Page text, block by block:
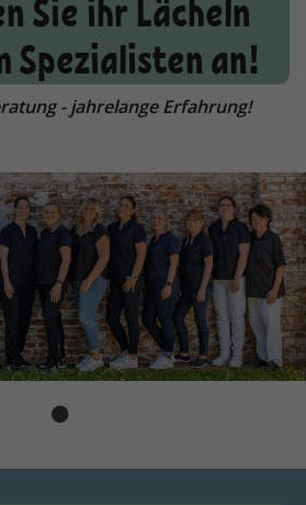
Sie ihr Lächeln
Spezialisten an!
- jahrelange Erfahrung!